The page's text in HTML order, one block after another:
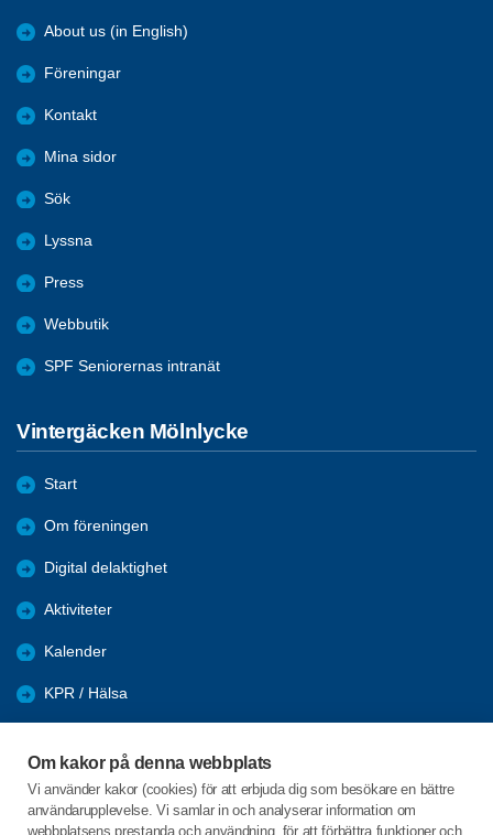
Om kakor på denna webbplats
Vi använder kakor (cookies) för att erbjuda dig som besökare en bättre
användarupplevelse. Vi samlar in och analyserar information om
webbplatsens prestanda och användning, för att förbättra funktioner och
About us (in English)
Föreningar
Kontakt
Mina sidor
Sök
Lyssna
Press
Webbutik
SPF Seniorernas intranät
Vintergäcken Mölnlycke
Start
Om föreningen
Digital delaktighet
Aktiviteter
Kalender
KPR / Hälsa
Nyhetsarkiv
Länkar